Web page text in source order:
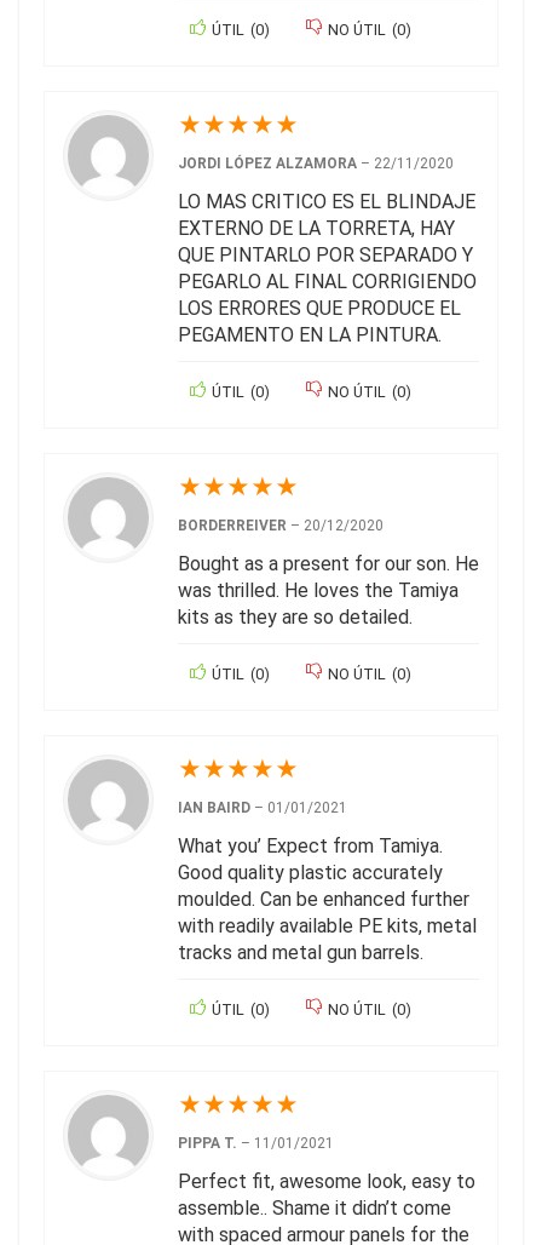
ÚTIL (0) NO ÚTIL (0)
★★★★★
JORDI LÓPEZ ALZAMORA – 22/11/2020
LO MAS CRITICO ES EL BLINDAJE
EXTERNO DE LA TORRETA, HAY
QUE PINTARLO POR SEPARADO Y
PEGARLO AL FINAL CORRIGIENDO
LOS ERRORES QUE PRODUCE EL
PEGAMENTO EN LA PINTURA.
ÚTIL (0) NO ÚTIL (0)
★★★★★
BORDERREIVER – 20/12/2020
Bought as a present for our son. He
was thrilled. He loves the Tamiya
kits as they are so detailed.
ÚTIL (0) NO ÚTIL (0)
★★★★★
IAN BAIRD – 01/01/2021
What you’ Expect from Tamiya.
Good quality plastic accurately
moulded. Can be enhanced further
with readily available PE kits, metal
tracks and metal gun barrels.
ÚTIL (0) NO ÚTIL (0)
★★★★★
PIPPA T. – 11/01/2021
Perfect fit, awesome look, easy to
assemble.. Shame it didn’t come
with spaced armour panels for the